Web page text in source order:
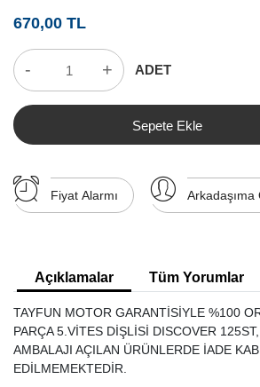
670,00 TL
- + ADET
Sepete Ekle
Fiyat Alarmı Arkadaşıma
Açıklamalar Tüm Yorumlar
TAYFUN MOTOR GARANTİSİYLE %100
PARÇA 5.VİTES DİŞLİSİ DISCOVER
AMBALAJI AÇILAN ÜRÜNLERDE İADE
EDİLMEMEKTEDİR.